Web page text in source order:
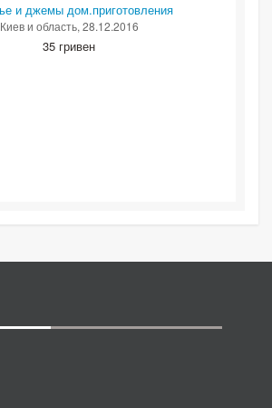
и джемы дом.приготовления
Киев и область, 28.12.2016
35 гривен